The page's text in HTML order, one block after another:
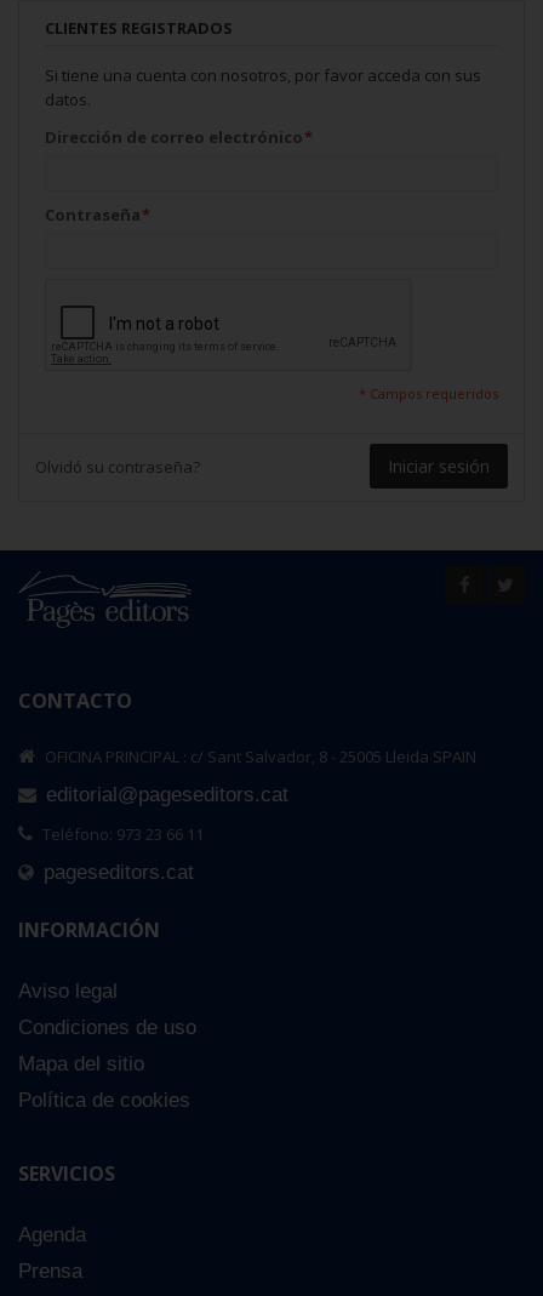
CLIENTES REGISTRADOS
Si tiene una cuenta con nosotros, por favor acceda con sus
datos.
*
Dirección de correo electrónico
*
Contraseña
* Campos requeridos
Olvidó su contraseña? Iniciar sesión
CONTACTO
OFICINA PRINCIPAL : c/ Sant Salvador, 8 - 25005 Lleida SPAIN
editorial@pageseditors.cat
Teléfono: 973 23 66 11
pageseditors.cat
INFORMACIÓN
Aviso legal
Condiciones de uso
Mapa del sitio
Política de cookies
SERVICIOS
Agenda
Prensa